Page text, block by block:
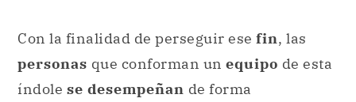
Con la finalidad de perseguir ese fin, las
personas que conforman un equipo de esta
índole se desempeñan de forma